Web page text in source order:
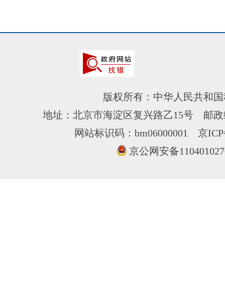
版权所有：中华人民共和
地址：北京市海淀区复兴路乙15号 邮
网站标识码：bm06000001 京
京公网安备